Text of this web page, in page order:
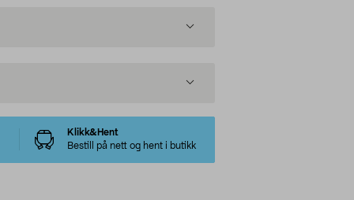
Klikk&Hent
Bestill på nett og hent i butikk